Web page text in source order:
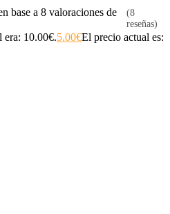
base a 8 valoraciones de
(8
reseñas)
10.00€.5.00€El precio actual es: